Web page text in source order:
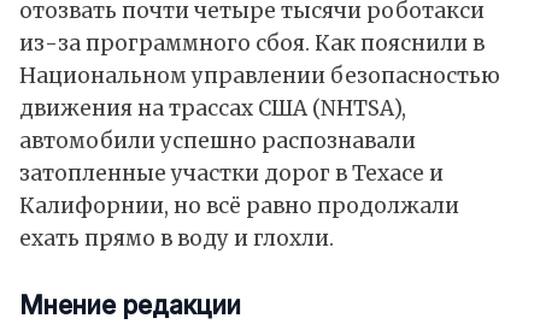
отозвать почти четыре тысячи роботакси
из-за программного сбоя. Как пояснили в
Национальном управлении безопасностью
движения на трассах США (NHTSA),
автомобили успешно распознавали
затопленные участки дорог в Техасе и
Калифорнии, но всё равно продолжали
ехать прямо в воду и глохли.
Мнение редакции